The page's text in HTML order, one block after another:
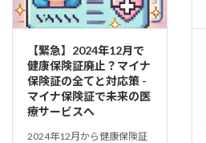
【緊急】2024年12月で
健康保険証廃止？マイナ
保険証の全てと対応策 -
マイナ保険証で未来の医
療サービスへ
2024年12月から健康保険証